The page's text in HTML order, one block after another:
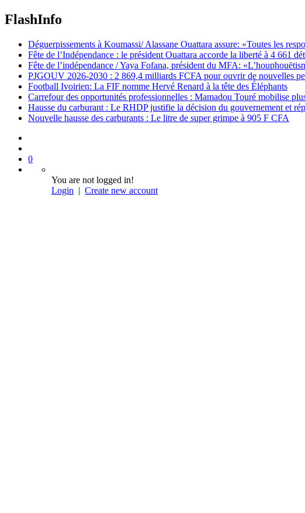
FlashInfo
Déguerpissements à Koumassi/ Alassane Ouattara assure: «Toutes les
Fête de l’Indépendance : le président Ouattara accorde la liberté à 4 661
Fête de l’indépendance / Yaya Fofana, président du MFA:
PJGOUV 2026-2030 : 2 869,4 milliards FCFA pour ouvrir de nouvelles
Football Ivoirien: La FIF nomme Hervé Renard à la tête des Éléphants
Carrefour des opportunités professionnelles : Mamadou Touré mobilise
Hausse du carburant : Le RHDP justifie la décision du gouvernement et
Nouvelle hausse des carburants : Le litre de super grimpe à 905 F CFA
0
You are not logged in!
Login | Create new account